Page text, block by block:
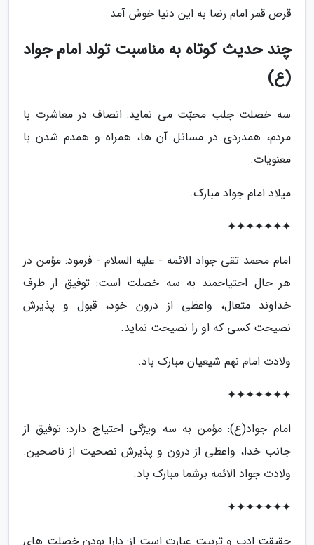
قرص قمر امام رضا به این دنیا خوش آمد
چند حدیث کوتاه به مناسبت تولد امام جواد
(ع)
سه خصلت جلب محبّت می نماید: انصاف در معاشرت با
مردم، همدردی در مسائل آن ها، همراه و همدم شدن با
معنویات.
میلاد امام جواد مبارک.
✦✦✦✦✦✦✦
امام محمد تقی جواد الائمه - علیه السلام - فرمود: مؤمن در
هر حال احتیاجمند به سه خصلت است: توفیق از طرف
خداوند متعال، واعظی از درون خود، قبول و پذیرش
نصیحت کسی که او را نصیحت نماید.
ولادت امام نهم شیعیان مبارک باد.
✦✦✦✦✦✦✦
امام جواد(ع): مؤمن به سه ویژگی احتیاج دارد: توفیق از
جانب خدا، واعظی از درون و پذیرش نصحیت از ناصحین.
ولادت جواد الائمه برشما مبارک باد.
✦✦✦✦✦✦✦
حقیقت ادب و تربیت عبارت است از: دارا بودن خصلت های